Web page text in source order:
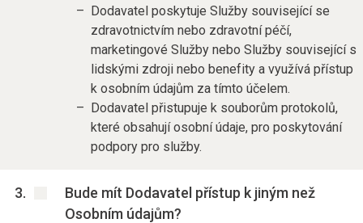
Dodavatel poskytuje Služby související se
zdravotnictvím nebo zdravotní péčí,
marketingové Služby nebo Služby související s
lidskými zdroji nebo benefity a využívá přístup
k osobním údajům za tímto účelem.
Dodavatel přistupuje k souborům protokolů,
které obsahují osobní údaje, pro poskytování
podpory pro služby.
Bude mít Dodavatel přístup k jiným než
Osobním údajům?